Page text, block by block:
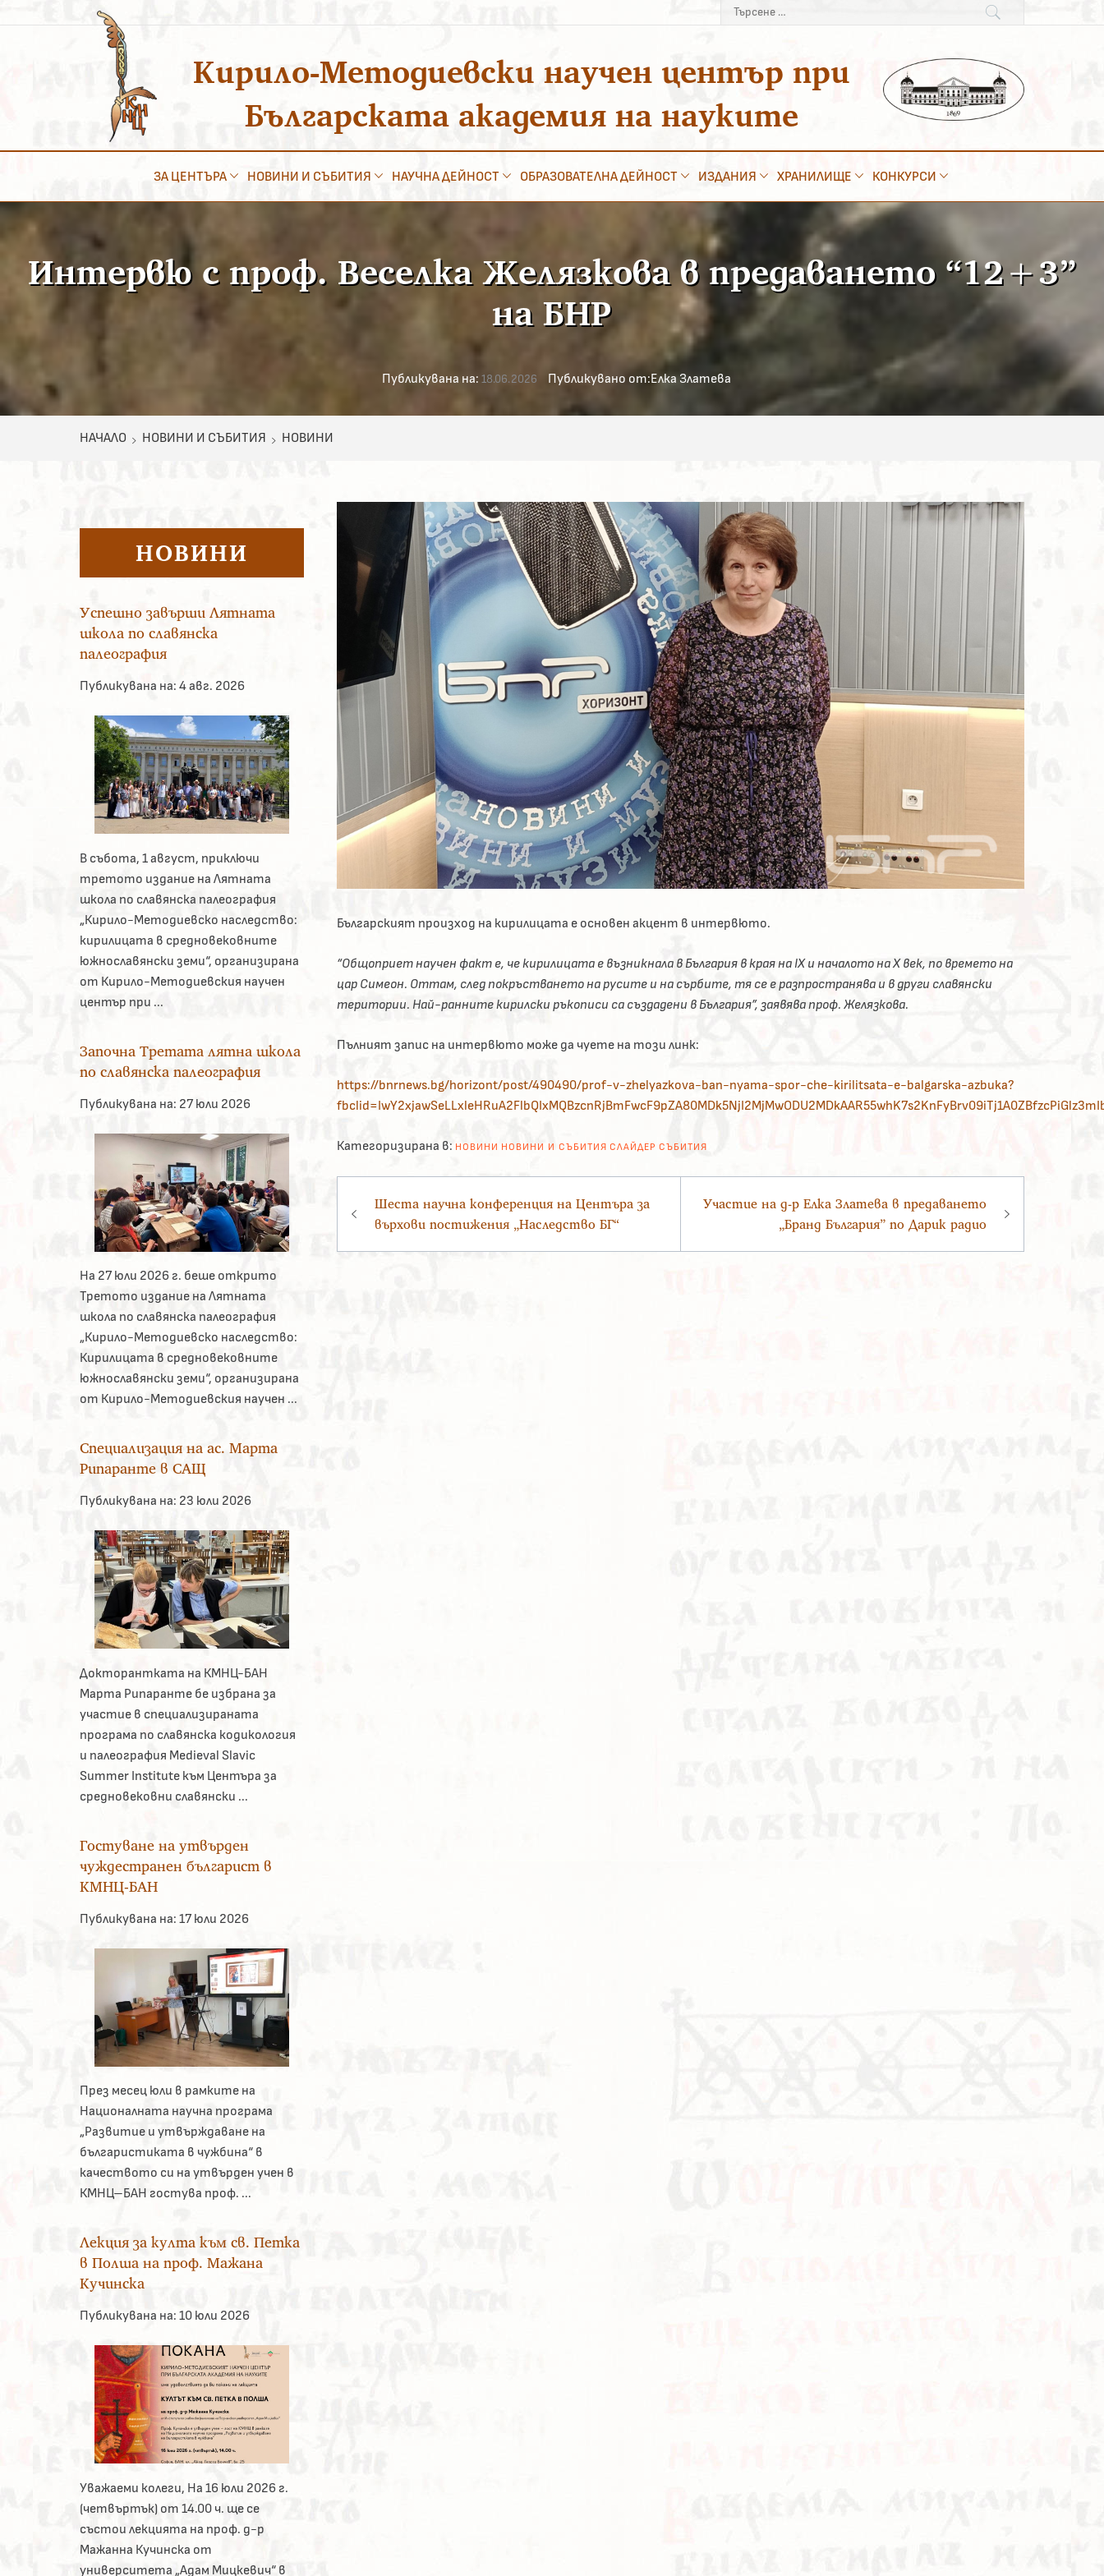
към
Търсене
за:
Кирило-Методиевски научен център при
Българската академия на науките
ЗА ЦЕНТЪРА НОВИНИ И СЪБИТИЯ НАУЧНА ДЕЙНОСТ ОБРАЗОВАТЕЛНА ДЕЙНОСТ ИЗДАНИЯ ХРАНИЛИЩЕ КОНКУРСИ
Интервю с проф. Веселка Желязкова в предаването “12+3”
на БНР
Публикувана на: 18.06.2026 Публикувано от:Елка Златева
НАЧАЛО НОВИНИ И СЪБИТИЯ НОВИНИ
Българският произход на кирилицата е основен акцент в интервюто.
“Общоприет научен факт е, че кирилицата е възникнала в България в края на IX и началото на X век, по времето на
цар Симеон. Оттам, след покръстването на русите и на сърбите, тя се е разпространява и в други славянски
територии. Най-ранните кирилски ръкописи са създадени в България”, заявява проф. Желязкова.
Пълният запис на интервюто може да чуете на този линк:
https://bnrnews.bg/horizont/post/490490/prof-v-zhelyazkova-ban-nyama-spor-che-kirilitsata-e-balgarska-azbuka?
Категоризирана в: НОВИНИ НОВИНИ И СЪБИТИЯ СЛАЙДЕР СЪБИТИЯ
Шеста научна конференция на Центъра за
върхови постижения „Наследство БГ“
Участие на д-р Елка Златева в предаването
„Бранд България” по Дарик радио
НОВИНИ
Успешно завърши Лятната
школа по славянска
палеография
Публикувана на: 4 авг. 2026
В събота, 1 август, приключи
третото издание на Лятната
школа по славянска палеография
„Кирило-Методиевско наследство:
кирилицата в средновековните
южнославянски земи“, организирана
от Кирило-Методиевския научен
център при ...
Започна Третата лятна школа
по славянска палеография
Публикувана на: 27 юли 2026
На 27 юли 2026 г. беше открито
Третото издание на Лятната
школа по славянска палеография
„Кирило-Методиевско наследство:
Кирилицата в средновековните
южнославянски земи“, организирана
от Кирило-Методиевския научен ...
Специализация на ас. Марта
Рипаранте в САЩ
Публикувана на: 23 юли 2026
Докторантката на КМНЦ-БАН
Марта Рипаранте бе избрана за
участие в специализираната
програма по славянска кодикология
и палеография Medieval Slavic
Summer Institute към Центъра за
средновековни славянски ...
Гостуване на утвърден
чуждестранен българист в
КМНЦ-БАН
Публикувана на: 17 юли 2026
През месец юли в рамките на
Националната научна програма
„Развитие и утвърждаване на
българистиката в чужбина“ в
качеството си на утвърден учен в
КМНЦ–БАН гостува проф. ...
Лекция за култа към св. Петка
в Полша на проф. Мажана
Кучинска
Публикувана на: 10 юли 2026
Уважаеми колеги, На 16 юли 2026 г.
(четвъртък) от 14.00 ч. ще се
състои лекцията на проф. д-р
Мажанна Кучинска от
университета „Адам Мицкевич“ в